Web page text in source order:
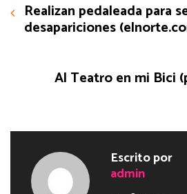
Realizan pedaleada para
desapariciones
Al Teatro en mi Bici
Escrito por
admin